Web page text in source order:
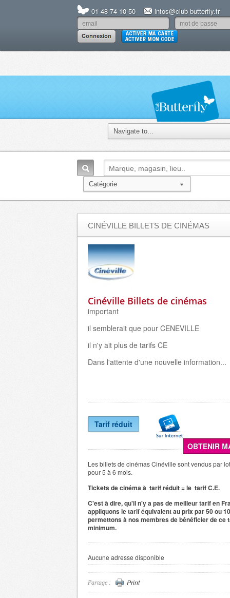
01 48 74 10 50 infos@club-butterfly.fr
CINÉVILLE BILLETS DE CINÉMAS
Cinéville Billets de cinémas
important
il semblerait que pour CENEVILLE
il n'y ait plus de tarifs CE
Dans l'attente d'une nouvelle information...
Tarif réduit
OBTENIR
Les billets de cinémas Cinéville sont vendus par
pour 5 à 6 mois.
Tickets de cinéma à tarif réduit = le tarif C.E.
C'est à dire, qu'il n'y a pas de meilleur tarif en
appliquons le tarif équivalent au prix par 50 ou
permettons à nos membres de bénéficier de ce
minimum.
Aucune adresse disponible
Partage : Print